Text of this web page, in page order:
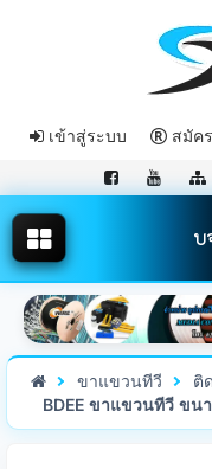
เข้าสู่ระบบ สมัค
บ
ขาแขวนทีวี
ติ
BDEE ขาแขวนทีวี ข